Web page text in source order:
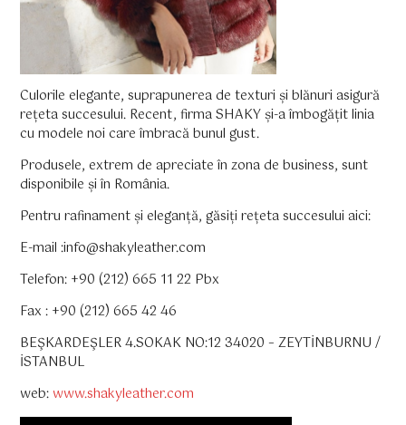
Culorile elegante, suprapunerea de texturi și blănuri asigură
rețeta succesului. Recent, firma SHAKY și-a îmbogățit linia
cu modele noi care îmbracă bunul gust.
Produsele, extrem de apreciate în zona de business, sunt
disponibile și în România.
Pentru rafinament și eleganță, găsiți rețeta succesului aici:
E-mail :info@shakyleather.com
Telefon: +90 (212) 665 11 22 Pbx
Fax : +90 (212) 665 42 46
BEŞKARDEŞLER 4.SOKAK NO:12 34020 – ZEYTİNBURNU /
İSTANBUL
web: www.shakyleather.com